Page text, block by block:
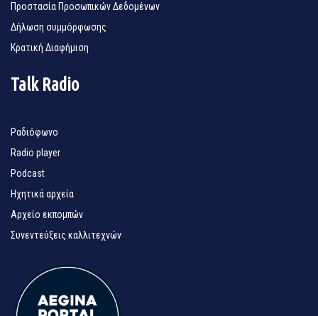
Προστασία Προσωπικών Δεδομένων
Δήλωση συμμόρφωσης
Κρατική Διαφήμιση
Talk Radio
Ραδιόφωνο
Radio player
Podcast
Ηχητικά αρχεία
Αρχείο εκπομπών
Συνεντεύξεις καλλιτεχνών